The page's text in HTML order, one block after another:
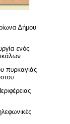
Δήμου
ενός
πυρκαγιάς